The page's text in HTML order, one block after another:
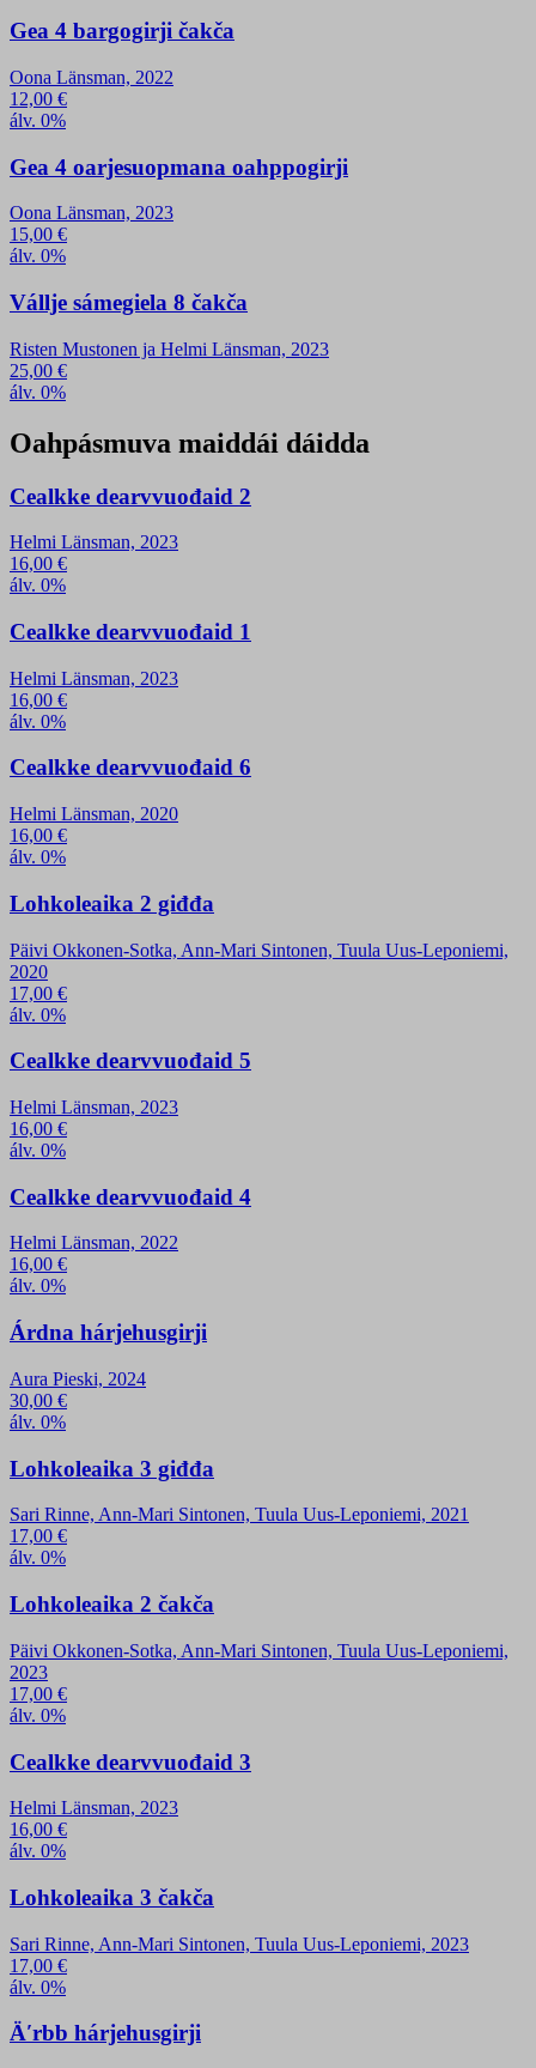
Gea 4 bargogirji čakča
Oona Länsman, 2022
12,00 €
álv. 0%
Gea 4 oarjesuopmana oahppogirji
Oona Länsman, 2023
15,00 €
álv. 0%
Vállje sámegiela 8 čakča
Risten Mustonen ja Helmi Länsman, 2023
25,00 €
álv. 0%
Oahpásmuva maiddái dáidda
Cealkke dearvvuođaid 2
Helmi Länsman, 2023
16,00 €
álv. 0%
Cealkke dearvvuođaid 1
Helmi Länsman, 2023
16,00 €
álv. 0%
Cealkke dearvvuođaid 6
Helmi Länsman, 2020
16,00 €
álv. 0%
Lohkoleaika 2 giđđa
Päivi Okkonen-Sotka, Ann-Mari Sintonen, Tuula Uus-Leponiemi,
2020
17,00 €
álv. 0%
Cealkke dearvvuođaid 5
Helmi Länsman, 2023
16,00 €
álv. 0%
Cealkke dearvvuođaid 4
Helmi Länsman, 2022
16,00 €
álv. 0%
Árdna hárjehusgirji
Aura Pieski, 2024
30,00 €
álv. 0%
Lohkoleaika 3 giđđa
Sari Rinne, Ann-Mari Sintonen, Tuula Uus-Leponiemi, 2021
17,00 €
álv. 0%
Lohkoleaika 2 čakča
Päivi Okkonen-Sotka, Ann-Mari Sintonen, Tuula Uus-Leponiemi,
2023
17,00 €
álv. 0%
Cealkke dearvvuođaid 3
Helmi Länsman, 2023
16,00 €
álv. 0%
Lohkoleaika 3 čakča
Sari Rinne, Ann-Mari Sintonen, Tuula Uus-Leponiemi, 2023
17,00 €
álv. 0%
Äʹrbb hárjehusgirji